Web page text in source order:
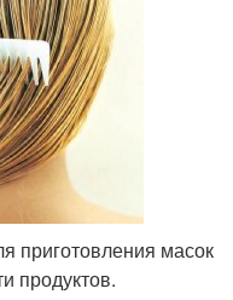
приготовления масок
продуктов.